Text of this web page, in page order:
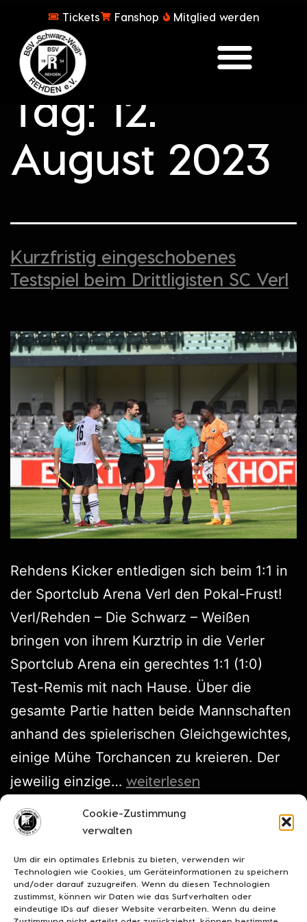
Cookie-Zustimmung
verwalten
Um dir ein optimales Erlebnis zu bieten, verwenden wir
Technologien wie Cookies, um Geräteinformationen zu speichern
und/oder darauf zuzugreifen. Wenn du diesen Technologien
zustimmst, können wir Daten wie das Surfverhalten oder
eindeutige IDs auf dieser Website verarbeiten. Wenn du deine
Tickets Fanshop Mitglied werden
Tag: 12.
August 2023
Kurzfristig eingeschobenes
Testspiel beim Drittligisten SC Verl
Rehdens Kicker entledigen sich beim 1:1 in
der Sportclub Arena Verl den Pokal-Frust!
Verl/Rehden – Die Schwarz – Weißen
bringen von ihrem Kurztrip in die Verler
Sportclub Arena ein gerechtes 1:1 (1:0)
Test-Remis mit nach Hause. Über die
gesamte Partie hatten beide Mannschaften
anhand des spielerischen Gleichgewichtes,
einige Mühe Torchancen zu kreieren. Der
jeweilig einzige… weiterlesen
Veröffentlicht am
August 12, 2023